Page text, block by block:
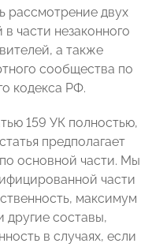
рассмотрение двух
части незаконного
а также
сообщества по
кодекса РФ.
159 УК полностью,
предполагает
основной части. Мы
части
максимум
другие составы,
в случаях, если